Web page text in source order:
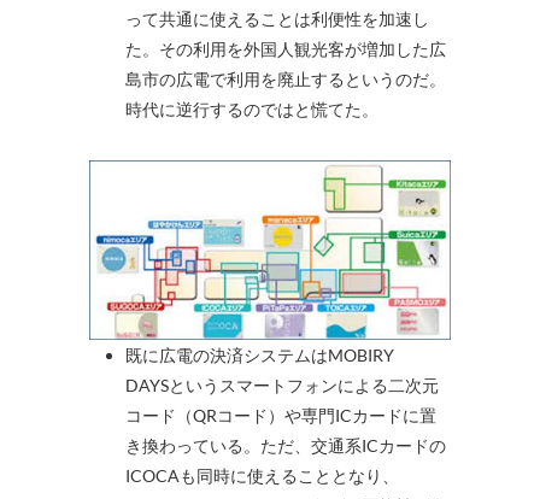
って共通に使えることは利便性を加速し
た。その利用を外国人観光客が増加した広
島市の広電で利用を廃止するというのだ。
時代に逆行するのではと慌てた。
既に広電の決済システムはMOBIRY
DAYSというスマートフォンによる二次元
コード（QRコード）や専門ICカードに置
き換わっている。ただ、交通系ICカードの
ICOCAも同時に使えることとなり、